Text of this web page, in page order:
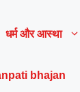
धर्म और आस्था
bhajan